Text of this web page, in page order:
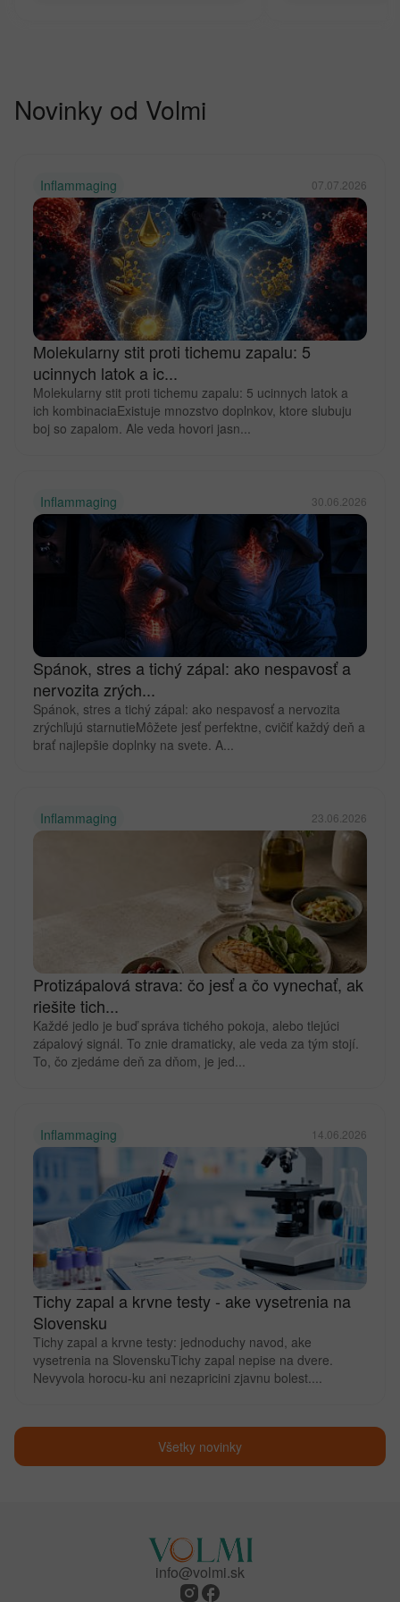
Novinky od Volmi
Inflammaging 07.07.2026
Molekularny stit proti tichemu zapalu: 5
ucinnych latok a ic...
Molekularny stit proti tichemu zapalu: 5 ucinnych latok a
ich kombinaciaExistuje mnozstvo doplnkov, ktore slubuju
boj so zapalom. Ale veda hovori jasn...
Inflammaging 30.06.2026
Spánok, stres a tichý zápal: ako nespavosť a
nervozita zrých...
Spánok, stres a tichý zápal: ako nespavosť a nervozita
zrýchľujú starnutieMôžete jesť perfektne, cvičiť každý deň a
brať najlepšie doplnky na svete. A...
Inflammaging 23.06.2026
Protizápalová strava: čo jesť a čo vynechať, ak
riešite tich...
Každé jedlo je buď správa tichého pokoja, alebo tlejúci
zápalový signál. To znie dramaticky, ale veda za tým stojí.
To, čo zjedáme deň za dňom, je jed...
Inflammaging 14.06.2026
Tichy zapal a krvne testy - ake vysetrenia na
Slovensku
Tichy zapal a krvne testy: jednoduchy navod, ake
vysetrenia na SlovenskuTichy zapal nepise na dvere.
Nevyvola horocu-ku ani nezapricini zjavnu bolest....
Všetky novinky
info@volmi.sk